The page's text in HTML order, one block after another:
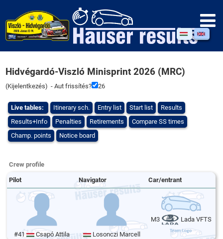
Hidvégardó-Viszló Minisprint 2026 (MRC)
(Kijelentkezés) - Aut frissítés? 26
Live tables: Itinerary sch. Entry list Start list
Results
Results+Info
Penalties Retirements
Compare SS times
Champ. points
Notice board
Crew profile
Pilot Navigator Car/entrant
#41 Csapó Attila Losonczi Marcell
M3 Lada VFTS